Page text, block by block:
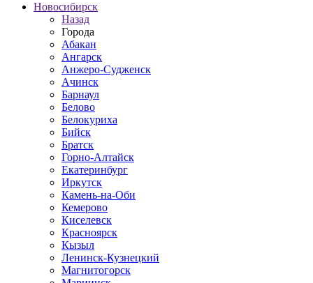
Новосибирск
Назад
Города
Абакан
Ангарск
Анжеро-Судженск
Ачинск
Барнаул
Белово
Белокуриха
Бийск
Братск
Горно-Алтайск
Екатеринбург
Иркутск
Камень-на-Оби
Кемерово
Киселевск
Красноярск
Кызыл
Ленинск-Кузнецкий
Магнитогорск